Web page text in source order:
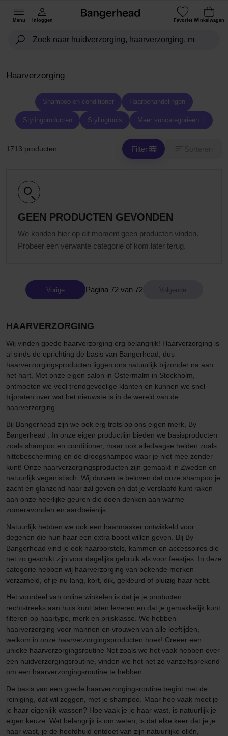
Menu Inloggen Favoriet Winkelwagen
Haarverzorging
Shampoo en conditioner Haarbehandelingen
Stylingproducten Stylingtools Meer subcategorieën +
1713 producten Filter
GEEN PRODUCTEN GEVONDEN
We konden hier op dit moment geen producten vinden.
Probeer een verwante categorie of kom later terug.
Vorige Pagina 72 van 72
HAARVERZORGING
Wij vinden goede haarverzorging erg belangrijk! Haarverzorging is
al sinds de oprichting de basis van Bangerhead, dus
haarverzorgingsproducten liggen ons natuurlijk bijzonder na aan
het hart. Met onze eigen salon in Östermalm in Stockholm,
ontmoeten we veel trendgevoelige klanten en kunnen we snel
bijpraten over wat het nieuwste is in de wereld van de
haarverzorging.
Bij Bangerhead zijn we ook erg trots op ons eigen merk, By
Bangerhead . In onze eigen productlijn bieden we basisproducten
zoals shampoo en conditioner, maar ook alledaagse helden zoals
hittebescherming en de droogshampoo waar je niet mee zonder
kunt! Onze haarverzorgingsproducten zijn gemaakt in Zweden en
natuurlijk veganistisch. Wij durven te beloven dat onze shampoo je
zacht en glanzend haar zal geven en dat je verslaafd kunt raken
aan onze heerlijke geuren die doen denken aan warme
zomeravonden en aardbeienijs.
Natuurlijk hebben we ook een haarmasker ontwikkeld voor
degenen die hun haar een extra boost willen geven. Bij By
Bangerhead vind je ook haarborstels, kammen en accessoires die
net zo geschikt zijn voor dagelijks gebruik als voor feestjes. In deze
categorie hebben wij haarverzorging van bekende merken
verzameld, of je nu lang, kort, dik, gekleurd of pluizig haar hebt.
Het voordeel van online winkelen is dat je je producten
rechtstreeks aan huis kunt laten leveren en dat je gemakkelijk kunt
filteren op haartype, merk en prijsklasse. We hebben
haarverzorging voor mannen en vrouwen van alle leeftijden,
welkom in onze haarverzorgingsproducten hoek! Creëer een
unieke haarverzorgingsroutine Net zoals we het vaak hebben over
een huidverzorgingsroutine, vinden we het net zo vanzelfsprekend
om een haarverzorgingsroutine te hebben.
De basis van een goede haarverzorgingsroutine begint met de
reiniging, dat wil zeggen, met je shampoo. Maar hoe vaak moet je
je haar eigenlijk wassen? Hoe vaak je je haar wast, is natuurlijk je
eigen keuze. Wat belangrijk is om weten, is dat elke keer dat je je
haar wast, je de hoofdhuid ontdoet van zijn natuurlijke oliën,